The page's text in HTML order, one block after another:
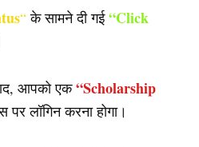
“के सामने दी गई“Click
आपको एक“Scholarship
पर लॉगिन करना होगा।